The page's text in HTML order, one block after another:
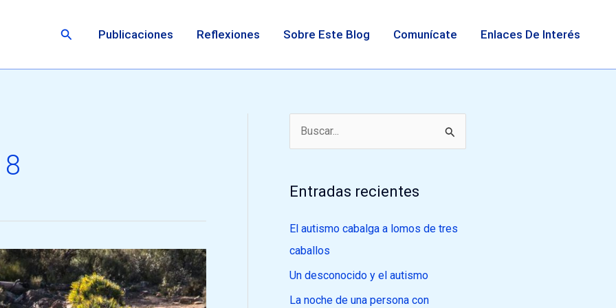
Buscar Publicaciones Reflexiones Sobre Este Blog Comunícate Enlaces De Interés
c
a
Entradas recientes
El autismo cabalga a lomos de tres
caballos
Un desconocido y el autismo
La noche de una persona con